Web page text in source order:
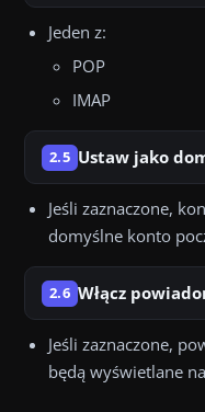
Jeden z:
POP
IMAP
2.5 Ustaw jako
Jeśli zaznaczone,
domyślne konto
2.6 Włącz
Jeśli zaznaczone,
będą wyświetlane